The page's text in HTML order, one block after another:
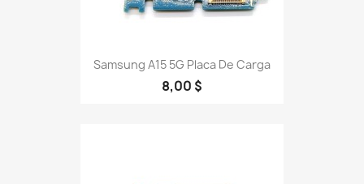
Samsung A15 5G Placa De Carga
8,00 $